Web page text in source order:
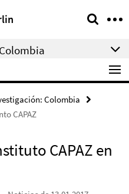
Colombia
CAPAZ
CAPAZ en